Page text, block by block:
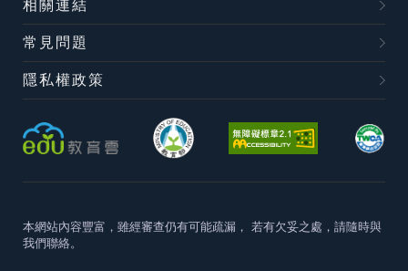
相關連結
常見問題
隱私權政策
本網站內容豐富，雖經審查仍有可能疏漏， 若有欠妥之處，請隨時與
我們聯絡。